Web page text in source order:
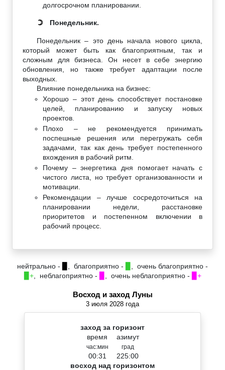
долгосрочном планировании.
☽ Понедельник.
Понедельник – это день начала нового цикла,
который может быть как благоприятным, так и
сложным для бизнеса. Он несет в себе энергию
обновления, но также требует адаптации после
выходных.
Влияние понедельника на бизнес:
Хорошо – этот день способствует постановке
целей, планированию и запуску новых
проектов.
Плохо – не рекомендуется принимать
поспешные решения или перегружать себя
задачами, так как день требует постепенного
вхождения в рабочий ритм.
Почему – энергетика дня помогает начать с
чистого листа, но требует организованности и
мотивации.
Рекомендации – лучше сосредоточиться на
планировании недели, расстановке
приоритетов и постепенном включении в
рабочий процесс.
нейтрально - , благоприятно -
, очень благоприятно -
▉+, неблагоприятно - , очень неблагоприятно - ▉+
Восход и заход Луны
3 июля 2028 года
заход за горизонт
время
час:мин
00:31
азимут
град
225:00
восход над горизонтом